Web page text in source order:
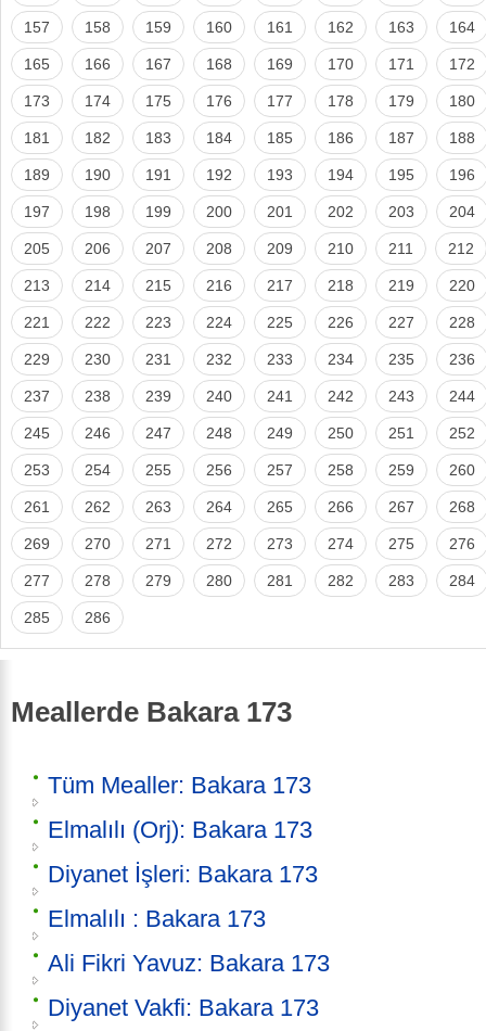
157 158 159 160 161 162 163 164
165 166 167 168 169 170 171 172
173 174 175 176 177 178 179 180
181 182 183 184 185 186 187 188
189 190 191 192 193 194 195 196
197 198 199 200 201 202 203 204
205 206 207 208 209 210 211 212
213 214 215 216 217 218 219 220
221 222 223 224 225 226 227 228
229 230 231 232 233 234 235 236
237 238 239 240 241 242 243 244
245 246 247 248 249 250 251 252
253 254 255 256 257 258 259 260
261 262 263 264 265 266 267 268
269 270 271 272 273 274 275 276
277 278 279 280 281 282 283 284
285 286
Meallerde Bakara 173
Tüm Mealler: Bakara 173
Elmalılı (Orj): Bakara 173
Diyanet İşleri: Bakara 173
Elmalılı : Bakara 173
Ali Fikri Yavuz: Bakara 173
Diyanet Vakfi: Bakara 173